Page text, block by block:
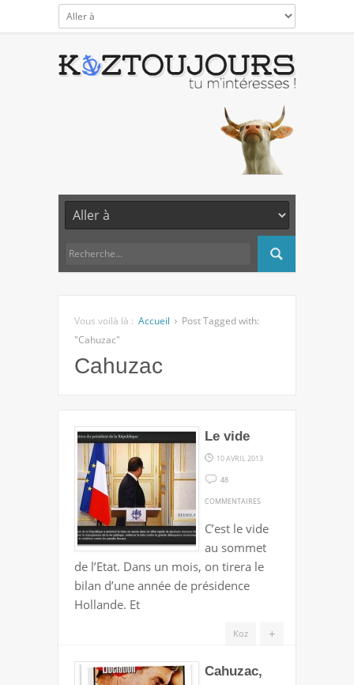
Vous voilà là : Accueil
Post Tagged with:
"Cahuzac"
Cahuzac
Le vide
10 AVRIL 2013
48
COMMENTAIRES
VIDE
C’est le vide
au sommet
de l’Etat. Dans un mois, on tirera le
bilan d’une année de présidence
Hollande. Et
+
Koz
Cahuzac,